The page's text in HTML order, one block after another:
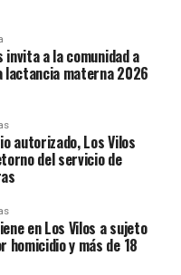
invita a la comunidad a
lactancia materna 2026
autorizado, Los Vilos
del servicio de
en Los Vilos a sujeto
homicidio y más de 18